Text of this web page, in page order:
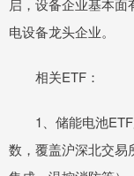
启，设备企业基本
电设备龙头企业。
相关ETF：
1、储能电池ETF
数，覆盖沪深北交易